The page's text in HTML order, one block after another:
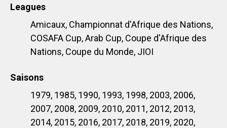
Leagues
Amicaux, Championnat d'Afrique des Nations,
COSAFA Cup, Arab Cup, Coupe d'Afrique des
Nations, Coupe du Monde, JIOI
Saisons
1979, 1985, 1990, 1993, 1998, 2003, 2006,
2007, 2008, 2009, 2010, 2011, 2012, 2013,
2014, 2015, 2016, 2017, 2018, 2019, 2020,